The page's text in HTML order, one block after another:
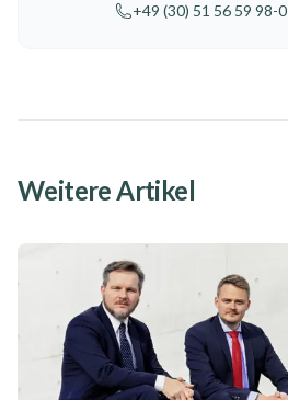
+49 (30) 51 56 59 98-0
Weitere Artikel